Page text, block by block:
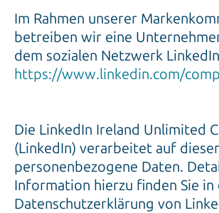
Im Rahmen unserer
betreiben wir eine
dem sozialen Netzwerk
https://www.linkedin.com/
Die LinkedIn Ireland Unlimited
(LinkedIn) verarbeitet auf
personenbezogene Daten.
Information hierzu finden Sie in
Datenschutzerklärung von